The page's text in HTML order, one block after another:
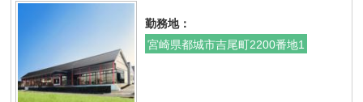
勤務地：
宮崎県都城市吉尾町2200番地1